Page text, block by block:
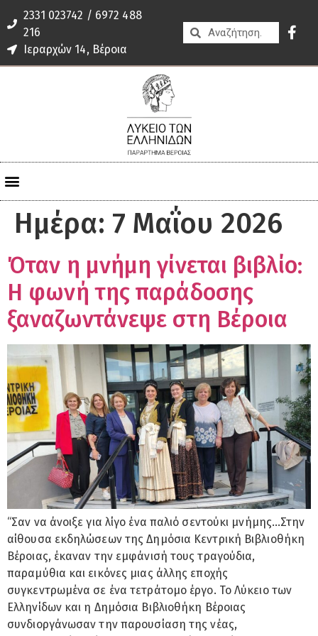
2331 023742 / 6972 488
216
Ιεραρχών 14, Βέροια
Ημέρα: 7 Μαΐου 2026
Όταν η μνήμη γίνεται βιβλίο:
Η φωνή της παράδοσης
ξαναζωντάνεψε στη Βέροια
“Σαν να άνοιξε για λίγο ένα παλιό σεντούκι μνήμης…Στην
αίθουσα εκδηλώσεων της Δημόσια Κεντρική Βιβλιοθήκη
Βέροιας, έκαναν την εμφάνισή τους τραγούδια,
παραμύθια και εικόνες μιας άλλης εποχής
συγκεντρωμένα σε ένα τετράτομο έργο. Το Λύκειο των
Ελληνίδων και η Δημόσια Βιβλιοθήκη Βέροιας
συνδιοργάνωσαν την παρουσίαση της νέας,